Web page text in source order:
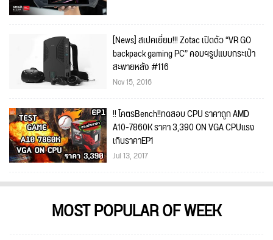
[News] สเปคเยี่ยม!!! Zotac เปิดตัว “VR GO
backpack gaming PC” คอมฯรูปแบบกระเป๋า
สะพายหลัง #116
Nov 15, 2016
!! โคตรBench!!ทดสอบ CPU ราคาถูก AMD
A10-7860K ราคา 3,390 ON VGA CPUแรง
เกินราคาEP1
Jul 13, 2017
MOST POPULAR OF WEEK